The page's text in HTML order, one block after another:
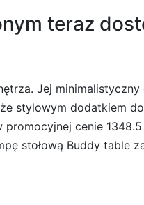
teraz
Jej minimalistyczny
stylowym dodatkiem
cenie 1348.5
stołową Buddy table